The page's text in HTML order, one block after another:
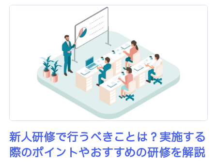
新人研修で行うべきことは？実施する
際のポイントやおすすめの研修を解説